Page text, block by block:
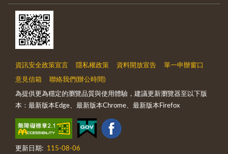
資訊安全政策宣言 隱私權政策 資料開放宣告 單一申辦窗口
意見信箱 聯絡我們(辦公時間)
為提供更為穩定的瀏覽品質與使用體驗，建議更新瀏覽器至以下版
本：最新版本Edge、最新版本Chrome、最新版本Firefox
更新日期: 115-08-06